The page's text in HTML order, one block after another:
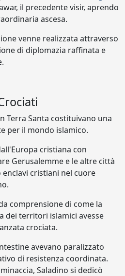
il precedente visir, aprendo
ascesa.
venne realizzata attraverso
di diplomazia raffinata e
Terra Santa costituivano una
per il mondo islamico.
cristiana con
Gerusalemme e le altre città
cristiani nel cuore
comprensione di come la
dei territori islamici avesse
crociata.
avevano paralizzato
di resistenza coordinata.
Saladino si dedicò